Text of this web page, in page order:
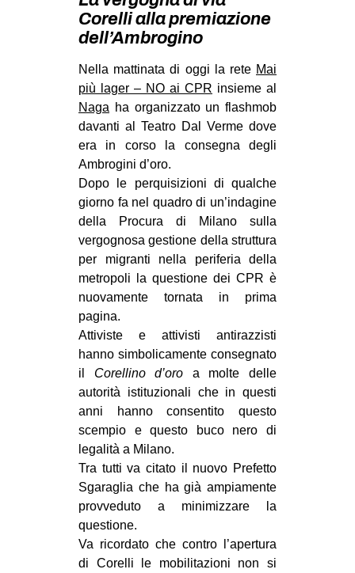
ZAM
MILANO
MOBILITAZIONI
SPAZI
SPORT POPOLARE
AMBIENTE
ANTIFASCISMO
DIRITTO ALL’ABITARE
GENERI
REPRESSIONE
STUDENTI
ARTE
CINEMA
MANIFESTI
MUSICA
RECENSIONI
INTERNAZIONALE
Corelli alla premiazione
dell’Ambrogino
Nella mattinata di oggi la rete Mai
più lager – NO ai CPR insieme al
Naga ha organizzato un flashmob
davanti al Teatro Dal Verme dove
era in corso la consegna degli
Ambrogini d’oro.
Dopo le perquisizioni di qualche
giorno fa nel quadro di un’indagine
della Procura di Milano sulla
vergognosa gestione della struttura
per migranti nella periferia della
metropoli la questione dei CPR è
nuovamente tornata in prima
pagina.
Attiviste e attivisti antirazzisti
hanno simbolicamente consegnato
il Corellino d’oro a molte delle
autorità istituzionali che in questi
anni hanno consentito questo
scempio e questo buco nero di
legalità a Milano.
Tra tutti va citato il nuovo Prefetto
Sgaraglia che ha già ampiamente
provveduto a minimizzare la
questione.
Va ricordato che contro l’apertura
di Corelli le mobilitazioni non si